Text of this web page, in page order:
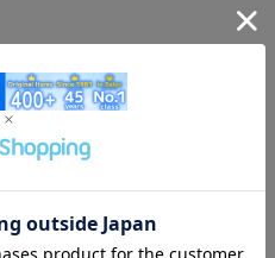
商品もチェックしています
ている商品はログイン
になります！》